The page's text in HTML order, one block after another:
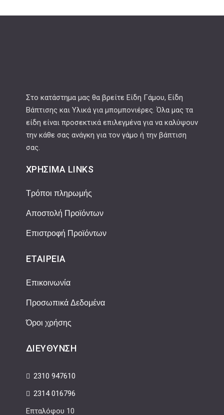
Στο κατάστημα μας θα βρείτε Είδη Γάμου, Είδη
Βάπτισης και Υλικά για μπομπονιέρες. Όλα μας τα
είδη είναι προσεκτικά επιλεγμένα για να καλύψουν
την κάθε σας ανάγκη για τον γάμο ή την βάπτιση
σας.
ΧΡΉΣΙΜΑ LINKS
Τρόποι πληρωμής
Αποστολή Προϊόντων
Επιστροφή Προϊόντων
ΕΤΑΙΡΕΊΑ
Επικοινωνία
Προσωπικά Δεδομένα
Όροι χρήσης
ΔΙΕΎΘΥΝΣΗ
2310 947610
2314 016796
Επταλόφου 10